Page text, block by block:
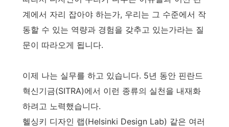
계에서 자리 잡아야 하는가, 우리는 그 수준에서 작
동할 수 있는 역량과 경험을 갖추고 있는가라는 질
문이 따라오게 됩니다.
이제 나는 실무를 하고 있습니다. 5년 동안 핀란드
혁신기금(SITRA)에서 이런 종류의 실천을 내재화
하려고 노력했습니다.
헬싱키 디자인 랩(Helsinki Design Lab) 같은 여러